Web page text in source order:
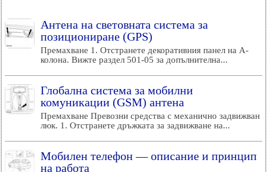
Антена на световната система за
позициониране (GPS)
Премахване 1. Отстранете декоративния панел на А-
колона. Вижте раздел 501-05 за допълнителна...
Глобална система за мобилни
комуникации (GSM) антена
Премахване Превозни средства с механично задвижван
люк. 1. Отстранете дръжката за задвижване на...
Мобилен телефон — описание и принцип
на работа